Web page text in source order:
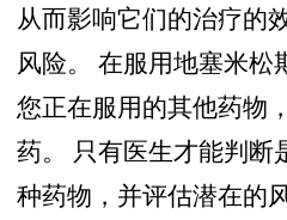
从而影响它们的治疗的
风险。 在服用地塞米松
您正在服用的其他药物
药。 只有医生才能判断
种药物，并评估潜在的